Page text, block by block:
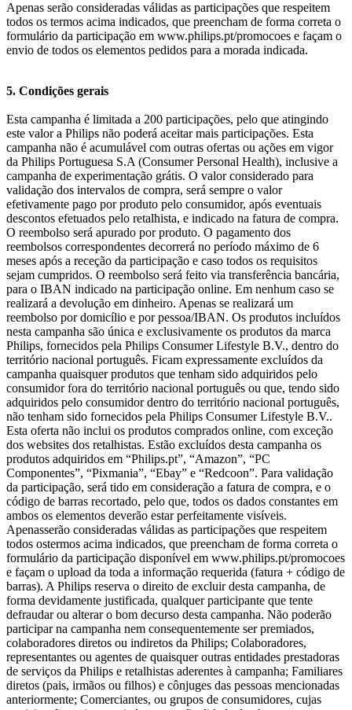
Apenas serão consideradas válidas as participações que respeitem
todos os termos acima indicados, que preencham de forma correta o
formulário da participação em www.philips.pt/promocoes e façam o
envio de todos os elementos pedidos para a morada indicada.
5. Condições gerais
Esta campanha é limitada a 200 participações, pelo que atingindo
este valor a Philips não poderá aceitar mais participações. Esta
campanha não é acumulável com outras ofertas ou ações em vigor
da Philips Portuguesa S.A (Consumer Personal Health), inclusive a
campanha de experimentação grátis. O valor considerado para
validação dos intervalos de compra, será sempre o valor
efetivamente pago por produto pelo consumidor, após eventuais
descontos efetuados pelo retalhista, e indicado na fatura de compra.
O reembolso será apurado por produto. O pagamento dos
reembolsos correspondentes decorrerá no período máximo de 6
meses após a receção da participação e caso todos os requisitos
sejam cumpridos. O reembolso será feito via transferência bancária,
para o IBAN indicado na participação online. Em nenhum caso se
realizará a devolução em dinheiro. Apenas se realizará um
reembolso por domicílio e por pessoa/IBAN. Os produtos incluídos
nesta campanha são única e exclusivamente os produtos da marca
Philips, fornecidos pela Philips Consumer Lifestyle B.V., dentro do
território nacional português. Ficam expressamente excluídos da
campanha quaisquer produtos que tenham sido adquiridos pelo
consumidor fora do território nacional português ou que, tendo sido
adquiridos pelo consumidor dentro do território nacional português,
não tenham sido fornecidos pela Philips Consumer Lifestyle B.V..
Esta oferta não inclui os produtos comprados online, com exceção
dos websites dos retalhistas. Estão excluídos desta campanha os
produtos adquiridos em “Philips.pt”, “Amazon”, “PC
Componentes”, “Pixmania”, “Ebay” e “Redcoon”. Para validação
da participação, será tido em consideração a fatura de compra, e o
código de barras recortado, pelo que, todos os dados constantes em
ambos os elementos deverão estar perfeitamente visíveis.
Apenasserão consideradas válidas as participações que respeitem
todos ostermos acima indicados, que preencham de forma correta o
formulário da participação disponível em www.philips.pt/promocoes
e façam o upload da toda a informação requerida (fatura + código de
barras). A Philips reserva o direito de excluir desta campanha, de
forma devidamente justificada, qualquer participante que tente
defraudar ou alterar o bom decurso desta campanha. Não poderão
participar na campanha nem consequentemente ser premiados,
colaboradores diretos ou indiretos da Philips; Colaboradores,
representantes ou agentes de quaisquer outras entidades prestadoras
de serviços da Philips e retalhistas aderentes à campanha; Familiares
diretos (pais, irmãos ou filhos) e cônjuges das pessoas mencionadas
anteriormente; Comerciantes, ou grupos de consumidores, cujas